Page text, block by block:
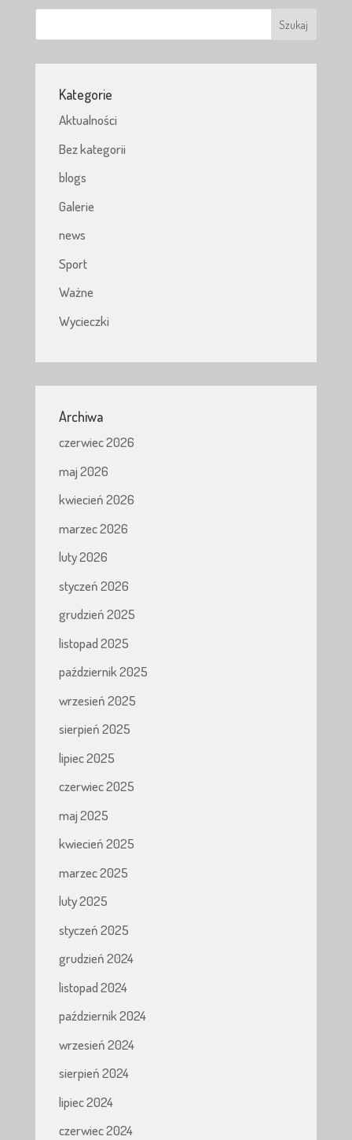
Kategorie
Aktualności
Bez kategorii
blogs
Galerie
news
Sport
Ważne
Wycieczki
Archiwa
czerwiec 2026
maj 2026
kwiecień 2026
marzec 2026
luty 2026
styczeń 2026
grudzień 2025
listopad 2025
październik 2025
wrzesień 2025
sierpień 2025
lipiec 2025
czerwiec 2025
maj 2025
kwiecień 2025
marzec 2025
luty 2025
styczeń 2025
grudzień 2024
listopad 2024
październik 2024
wrzesień 2024
sierpień 2024
lipiec 2024
czerwiec 2024